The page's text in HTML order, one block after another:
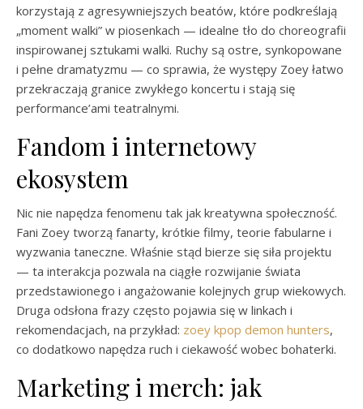
korzystają z agresywniejszych beatów, które podkreślają
„moment walki” w piosenkach — idealne tło do choreografii
inspirowanej sztukami walki. Ruchy są ostre, synkopowane
i pełne dramatyzmu — co sprawia, że występy Zoey łatwo
przekraczają granice zwykłego koncertu i stają się
performance’ami teatralnymi.
Fandom i internetowy
ekosystem
Nic nie napędza fenomenu tak jak kreatywna społeczność.
Fani Zoey tworzą fanarty, krótkie filmy, teorie fabularne i
wyzwania taneczne. Właśnie stąd bierze się siła projektu
— ta interakcja pozwala na ciągłe rozwijanie świata
przedstawionego i angażowanie kolejnych grup wiekowych.
Druga odsłona frazy często pojawia się w linkach i
rekomendacjach, na przykład: zoey kpop demon hunters,
co dodatkowo napędza ruch i ciekawość wobec bohaterki.
Marketing i merch: jak